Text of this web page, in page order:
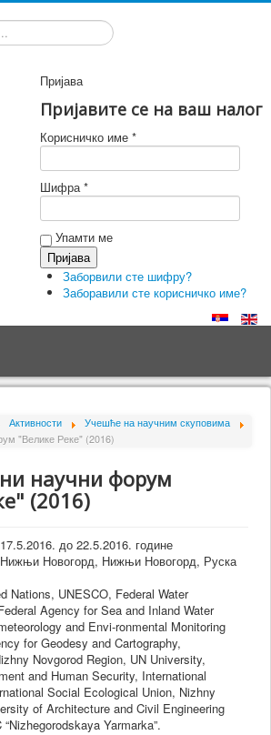
Пријава
Пријавите се на ваш налог
Корисничко име *
Шифра *
Упамти ме
Заборвили сте шифру?
Заборавили сте корисничко име?
Активности
Учешће на научним скуповима
"Велике Реке" (2016)
научни форум
(2016)
17.5.2016. до 22.5.2016. године
Нижњи Новогорд, Нижњи Новогорд, Руска
Nations, UNESCO, Federal Water
Agency for Sea and Inland Water
and Envi-ronmental Monitoring
for Geodesy and Cartography,
Novgorod Region, UN University,
and Human Security, International
Social Ecological Union, Nizhny
of Architecture and Civil Engineering
Yarmarka”.